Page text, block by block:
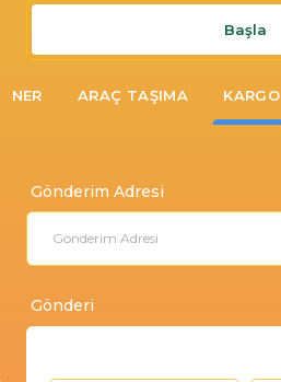
Başla
ARAÇ TAŞIMA KARGO
Gönderim Adresi
Gönderi